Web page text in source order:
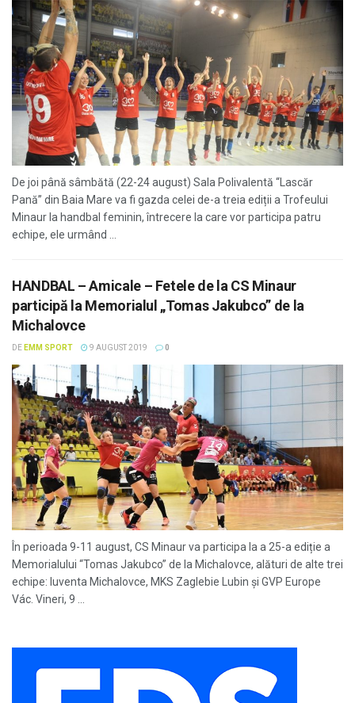
De joi până sâmbătă (22-24 august) Sala Polivalentă “Lascăr
Pană” din Baia Mare va fi gazda celei de-a treia ediții a Trofeului
Minaur la handbal feminin, întrecere la care vor participa patru
echipe, ele urmând ...
HANDBAL – Amicale – Fetele de la CS Minaur
participă la Memorialul „Tomas Jakubco” de la
Michalovce
DE EMM SPORT 9 AUGUST 2019 0
În perioada 9-11 august, CS Minaur va participa la a 25-a ediție a
Memorialului “Tomas Jakubco” de la Michalovce, alături de alte trei
echipe: Iuventa Michalovce, MKS Zaglebie Lubin și GVP Europe
Vác. Vineri, 9 ...